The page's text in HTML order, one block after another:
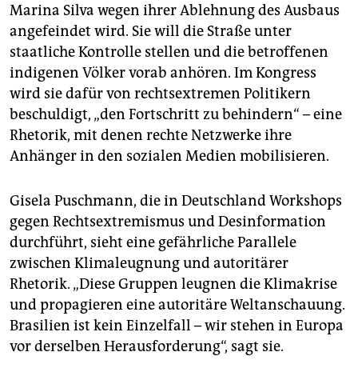
Marina Silva wegen ihrer Ablehnung des Ausbaus
angefeindet wird. Sie will die Straße unter
staatliche Kontrolle stellen und die betroffenen
indigenen Völker vorab anhören. Im Kongress
wird sie dafür von rechtsextremen Politikern
beschuldigt, „den Fortschritt zu behindern“ – eine
Rhetorik, mit denen rechte Netzwerke ihre
Anhänger in den sozialen Medien mobilisieren.
Gisela Puschmann, die in Deutschland Workshops
gegen Rechtsextremismus und Desinformation
durchführt, sieht eine gefährliche Parallele
zwischen Klimaleugnung und autoritärer
Rhetorik. „Diese Gruppen leugnen die Klimakrise
und propagieren eine autoritäre Weltanschauung.
Brasilien ist kein Einzelfall – wir stehen in Europa
vor derselben Herausforderung“, sagt sie.